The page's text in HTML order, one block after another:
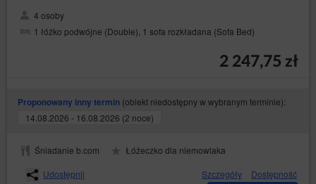
4 osoby
1 łóżko podwójne (Double), 1 sofa rozkładana (Sofa Bed)
2 247,75 zł
Proponowany inny termin (obiekt niedostępny w wybranym terminie):
14.08.2026 - 16.08.2026 (2 noce)
Śniadanie b.com
Łóżeczko dla niemowlaka
Udostępnij
Szczegóły Dostępność